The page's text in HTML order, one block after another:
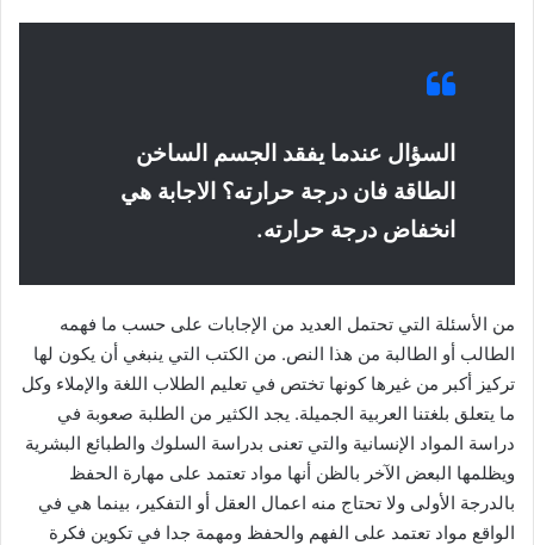
السؤال عندما يفقد الجسم الساخن
الطاقة فان درجة حرارته؟ الاجابة هي
انخفاض درجة حرارته.
من الأسئلة التي تحتمل العديد من الإجابات على حسب ما فهمه
الطالب أو الطالبة من هذا النص. من الكتب التي ينبغي أن يكون لها
تركيز أكبر من غيرها كونها تختص في تعليم الطلاب اللغة والإملاء وكل
ما يتعلق بلغتنا العربية الجميلة. يجد الكثير من الطلبة صعوبة في
دراسة المواد الإنسانية والتي تعنى بدراسة السلوك والطبائع البشرية
ويظلمها البعض الآخر بالظن أنها مواد تعتمد على مهارة الحفظ
بالدرجة الأولى ولا تحتاج منه اعمال العقل أو التفكير، بينما هي في
الواقع مواد تعتمد على الفهم والحفظ ومهمة جدا في تكوين فكرة